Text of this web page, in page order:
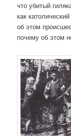
что убитый
как
об этом
почему об этом